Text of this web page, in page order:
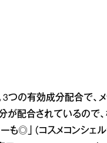
つの有効成分配合で、
が配合されているので
◎」（コスメコンシェル